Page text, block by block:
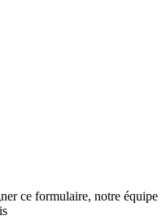
ce formulaire, notre équipe